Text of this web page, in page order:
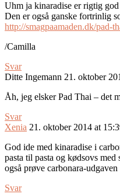
Uhm ja kinaradise er rigtig god
Den er også ganske fortrinlig
http://smagpaamaden.dk/pad-
/Camilla
Svar
Ditte Ingemann 21. oktober
Åh, jeg elsker Pad Thai – det
Svar
Xenia 21. oktober 2014 at
God ide med kinaradise i
pasta til pasta og kødsovs
også prøve carbonara-
Svar